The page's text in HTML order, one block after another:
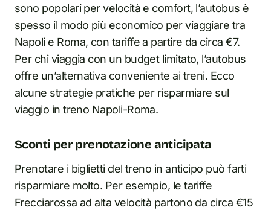
sono popolari per velocità e comfort, l’autobus è
spesso il modo più economico per viaggiare tra
Napoli e Roma, con tariffe a partire da circa €7.
Per chi viaggia con un budget limitato, l’autobus
offre un’alternativa conveniente ai treni. Ecco
alcune strategie pratiche per risparmiare sul
viaggio in treno Napoli-Roma.
Sconti per prenotazione anticipata
Prenotare i biglietti del treno in anticipo può farti
risparmiare molto. Per esempio, le tariffe
Frecciarossa ad alta velocità partono da circa €15